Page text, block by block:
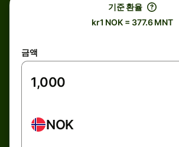
기준 환율
kr1 NOK = 377.6 MNT
금액
NOK